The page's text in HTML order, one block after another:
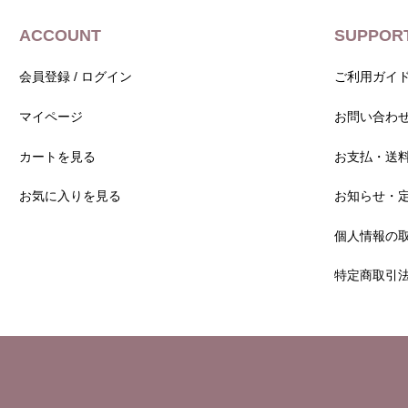
ACCOUNT
会員登録 / ログイン
マイページ
カートを見る
お気に入りを見る
ご利用ガイ
お問い合わ
お支払・送
お知らせ・
個人情報の
特定商取引